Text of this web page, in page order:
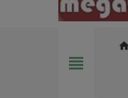
view_headline
home